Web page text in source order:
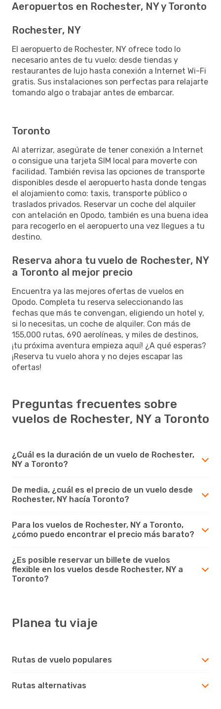
Aeropuertos en Rochester, NY y Toronto
Rochester, NY
El aeropuerto de Rochester, NY ofrece todo lo
necesario antes de tu vuelo: desde tiendas y
restaurantes de lujo hasta conexión a Internet Wi-Fi
gratis. Sus instalaciones son perfectas para relajarte
tomando algo o trabajar antes de embarcar.
Toronto
Al aterrizar, asegúrate de tener conexión a Internet
o consigue una tarjeta SIM local para moverte con
facilidad. También revisa las opciones de transporte
disponibles desde el aeropuerto hasta donde tengas
el alojamiento como: taxis, transporte público o
traslados privados. Reservar un coche del alquiler
con antelación en Opodo, también es una buena idea
para recogerlo en el aeropuerto una vez llegues a tu
destino.
Reserva ahora tu vuelo de Rochester, NY
a Toronto al mejor precio
Encuentra ya las mejores ofertas de vuelos en
Opodo. Completa tu reserva seleccionando las
fechas que más te convengan, eligiendo un hotel y,
si lo necesitas, un coche de alquiler. Con más de
155,000 rutas, 690 aerolíneas, y miles de destinos,
¡tu próxima aventura empieza aquí! ¿A qué esperas?
¡Reserva tu vuelo ahora y no dejes escapar las
ofertas!
Preguntas frecuentes sobre
vuelos de Rochester, NY a Toronto
¿Cuál es la duración de un vuelo de Rochester,
NY a Toronto?
De media, ¿cuál es el precio de un vuelo desde
Rochester, NY hacía Toronto?
Para los vuelos de Rochester, NY a Toronto,
¿cómo puedo encontrar el precio más barato?
¿Es posible reservar un billete de vuelos
flexible en los vuelos desde Rochester, NY a
Toronto?
Planea tu viaje
Rutas de vuelo populares
Rutas alternativas